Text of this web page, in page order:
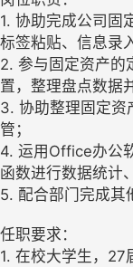
1. 协助完成公司固
标签粘贴、信息录
2. 参与固定资产的
置，整理盘点数据
3. 协助整理固定资
管；
4. 运用Office办公
函数进行数据统计
5. 配合部门完成其
任职要求：
1. 在校大学生，27